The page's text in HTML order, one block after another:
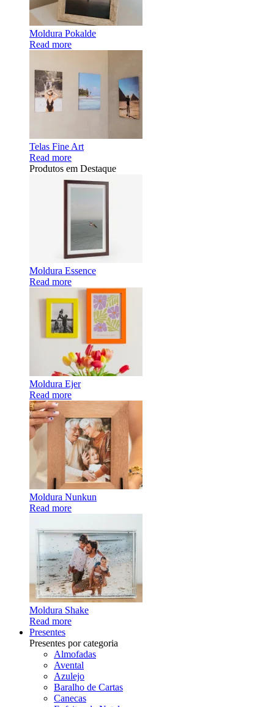
Moldura Pokalde
Read more
Telas Fine Art
Read more
Produtos em Destaque
Moldura Essence
Read more
Moldura Ejer
Read more
Moldura Nunkun
Read more
Moldura Shake
Read more
Presentes
Presentes por categoria
Almofadas
Avental
Azulejo
Baralho de Cartas
Canecas